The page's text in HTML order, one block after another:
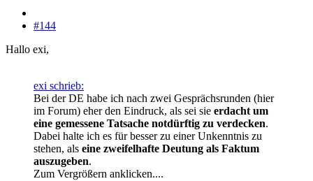
#144
Hallo exi,
exi schrieb:
Bei der DE habe ich nach zwei Gesprächsrunden (hier
im Forum) eher den Eindruck, als sei sie erdacht um
eine gemessene Tatsache notdürftig zu verdecken.
Dabei halte ich es für besser zu einer Unkenntnis zu
stehen, als eine zweifelhafte Deutung als Faktum
auszugeben.
Zum Vergrößern anklicken....